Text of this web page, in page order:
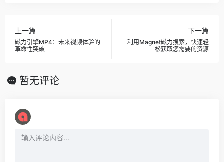
上一篇
磁力引擎MP4：未来视频体验的
革命性突破
下一篇
利用Magnet磁力搜索，快速轻
松获取您需要的资源
暂无评论